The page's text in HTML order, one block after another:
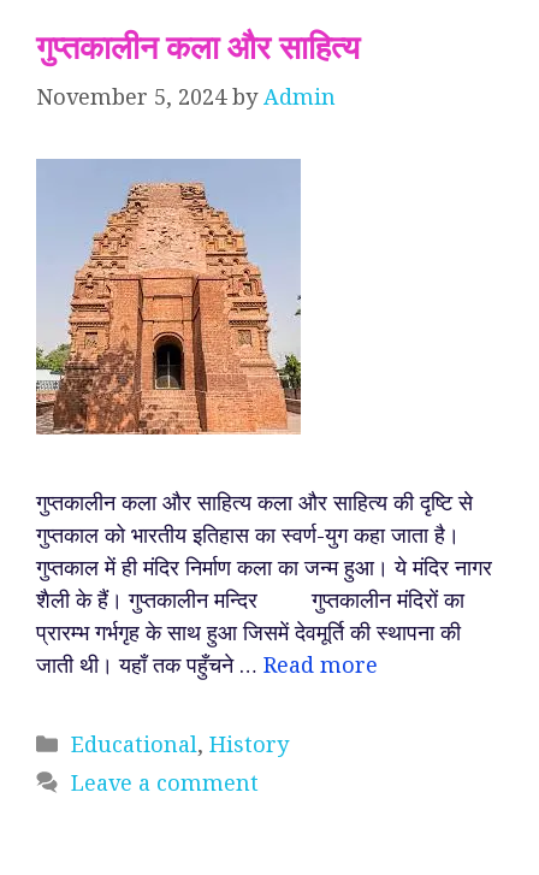
गुप्तकालीन कला और साहित्य
November 5, 2024 by Admin
गुप्तकालीन कला और साहित्य कला और साहित्य की दृष्टि से
गुप्तकाल को भारतीय इतिहास का स्वर्ण-युग कहा जाता है।
गुप्तकाल में ही मंदिर निर्माण कला का जन्म हुआ। ये मंदिर नागर
शैली के हैं। गुप्तकालीन मन्दिर गुप्तकालीन मंदिरों का
प्रारम्भ गर्भगृह के साथ हुआ जिसमें देवमूर्ति की स्थापना की
जाती थी। यहाँ तक पहुँचने … Read more
Categories
Educational, History
Leave a comment